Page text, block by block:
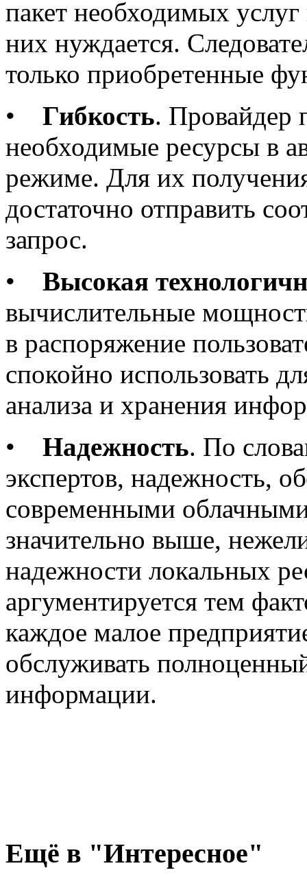
пакет необходимых
них нуждается.
только приобретенные
• Гибкость. Провайдер
необходимые ресурсы в
режиме. Для их
достаточно отправить
запрос.
• Высокая
вычислительные
в распоряжение
спокойно использовать
анализа и хранения
• Надежность. По
экспертов, надежность,
современными
значительно выше,
надежности локальных
аргументируется тем
каждое малое
обслуживать
информации.
Ещё в "Интересное"